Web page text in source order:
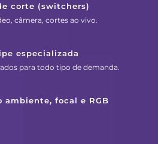
corte (switchers)
câmera, cortes ao vivo.
especializada
para todo tipo de demanda.
ambiente, focal e RGB